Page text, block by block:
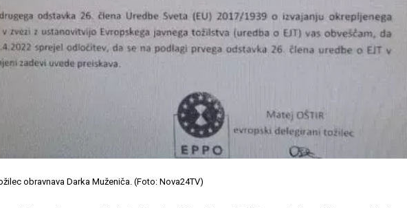
obravnava Darka Muženiča. (Foto: Nova24TV)